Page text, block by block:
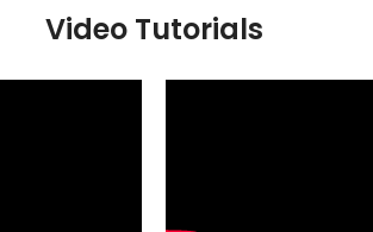
Video Tutorials